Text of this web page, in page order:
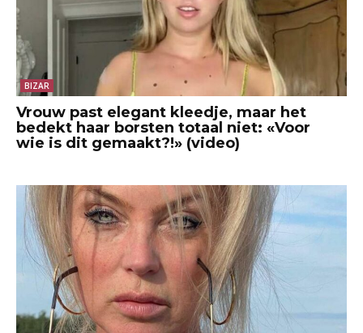
BIZAR
Vrouw past elegant kleedje, maar het
bedekt haar borsten totaal niet: «Voor
wie is dit gemaakt?!» (video)